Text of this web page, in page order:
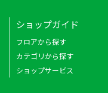
ショップガイド
フロアから探す
カテゴリから探す
ショップサービス